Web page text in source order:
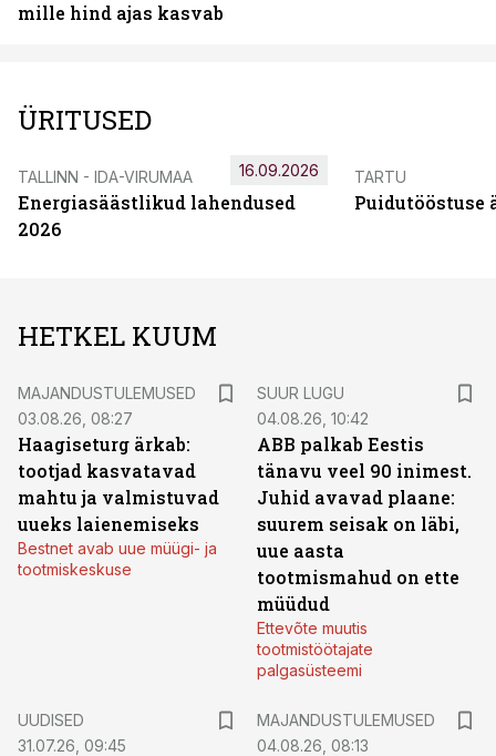
mille hind ajas kasvab
ÜRITUSED
TALLINN - IDA-VIRUMAA
Energiasäästlikud lahendused
2026
16.09.2026 TARTU
Puidutööstuse
HETKEL KUUM
MAJANDUSTULEMUSED
03.08.26, 08:27
Haagiseturg ärkab:
tootjad kasvatavad
mahtu ja valmistuvad
uueks laienemiseks
Bestnet avab uue müügi- ja
tootmiskeskuse
SUUR LUGU
04.08.26, 10:42
ABB palkab Eestis
tänavu veel 90 inimest.
Juhid avavad plaane:
suurem seisak on läbi,
uue aasta
tootmismahud on ette
müüdud
Ettevõte muutis
tootmistöötajate
palgasüsteemi
UUDISED
31.07.26, 09:45
MAJANDUSTULEMUSED
04.08.26, 08:13